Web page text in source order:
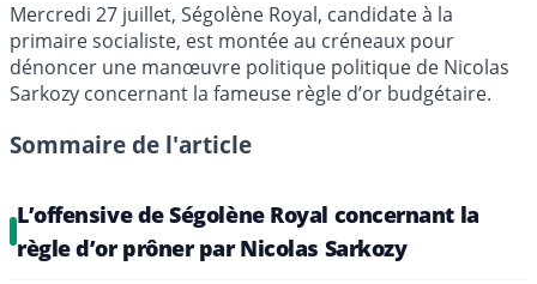
Mercredi 27 juillet, Ségolène Royal, candidate à la
primaire socialiste, est montée au créneaux pour
dénoncer une manœuvre politique politique de Nicolas
Sarkozy concernant la fameuse règle d’or budgétaire.
Sommaire de l'article
L’offensive de Ségolène Royal concernant la
règle d’or prôner par Nicolas Sarkozy